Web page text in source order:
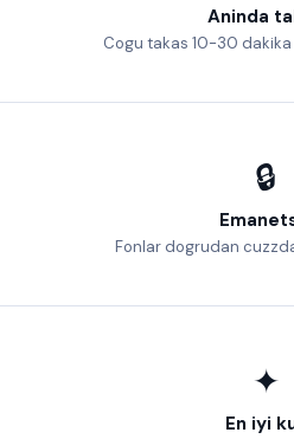
Aninda
Cogu takas 10-30
🔒
Fonlar dogrudan
✦
En iyi